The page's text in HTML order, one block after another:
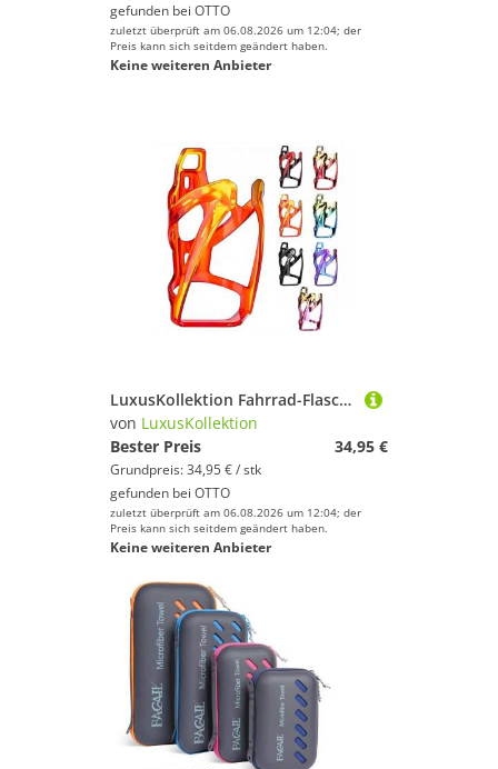
gefunden bei OTTO
zuletzt überprüft am 06.08.2026 um 12:04; der
Preis kann sich seitdem geändert haben.
Keine weiteren Anbieter
LuxusKollektion Fahrrad-Flaschenhalter Flaschenhalter Fahrrad Schrauben Mountainbike Straße Rot Gelb
von LuxusKollektion
Bester Preis
34,95 €
Grundpreis: 34,95 € / stk
gefunden bei OTTO
zuletzt überprüft am 06.08.2026 um 12:04; der
Preis kann sich seitdem geändert haben.
Keine weiteren Anbieter